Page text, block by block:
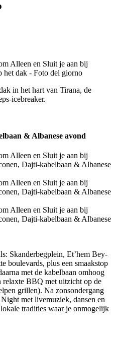
in het hart van Tirana, de
icebreaker.
& Albanese avond
Skanderbegplein, Et’hem Bey-
boulevards, plus een smaakstop
met de kabelbaan omhoog
relaxte BBQ met uitzicht op de
grillen). Na zonsondergang
met livemuziek, dansen en
lokale tradities waar je onmogelijk